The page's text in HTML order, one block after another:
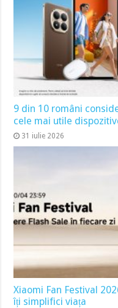
9 din 10 români
cele mai utile
31 iulie 2026
Xiaomi Fan Festival
îți simplifici viața